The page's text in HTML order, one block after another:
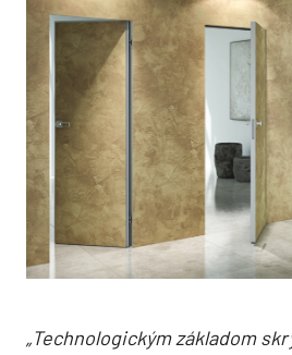
„Technologickým základom